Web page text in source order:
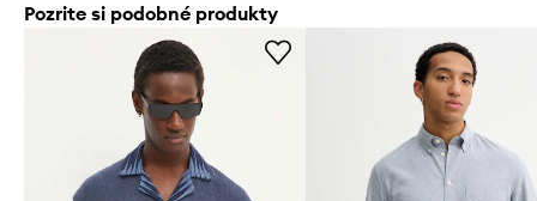
Pozrite si podobné produkty